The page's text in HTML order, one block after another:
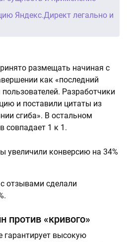
Яндекс.Директ легально и
размещать начиная с
как «последний
Разработчики
и поставили цитаты из
сгиба». В остальном
совпадает 1 к 1.
отзывами сделали
против «кривого»
гарантирует высокую